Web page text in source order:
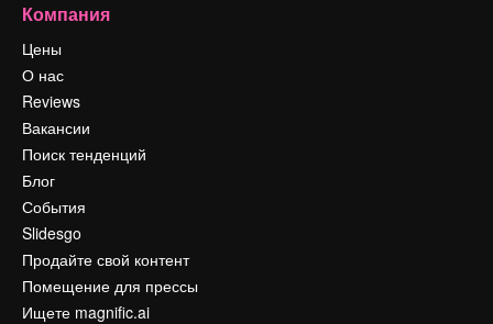
Компания
Цены
О нас
Reviews
Вакансии
Поиск тенденций
Блог
События
Slidesgo
Продайте свой контент
Помещение для прессы
Ищете magnific.ai